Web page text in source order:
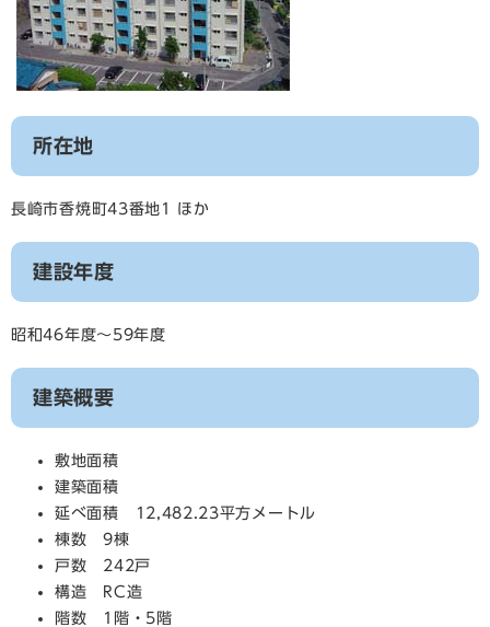
所在地
長崎市香焼町43番地1 ほか
建設年度
昭和46年度～59年度
建築概要
敷地面積
建築面積
延べ面積 12,482.23平方メートル
棟数 9棟
戸数 242戸
構造 RC造
階数 1階・5階